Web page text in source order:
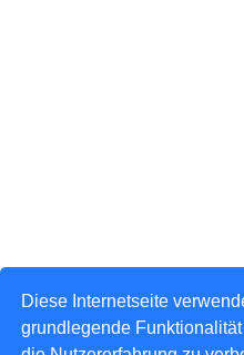
Diese Internetseite
grundlegende